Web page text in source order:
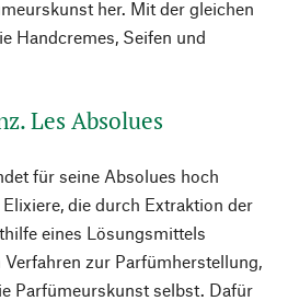
her. Mit der gleichen
Handcremes, Seifen und
Les Absolues
für seine Absolues hoch
die durch Extraktion der
eines Lösungsmittels
zur Parfümherstellung,
Parfümeurskunst selbst. Dafür